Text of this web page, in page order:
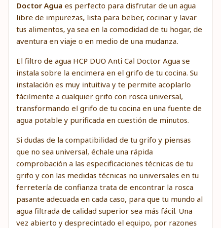
Doctor Agua es perfecto para disfrutar de un agua
libre de impurezas, lista para beber, cocinar y lavar
tus alimentos, ya sea en la comodidad de tu hogar, de
aventura en viaje o en medio de una mudanza.
El filtro de agua HCP DUO Anti Cal Doctor Agua se
instala sobre la encimera en el grifo de tu cocina. Su
instalación es muy intuitiva y te permite acoplarlo
fácilmente a cualquier grifo con rosca universal,
transformando el grifo de tu cocina en una fuente de
agua potable y purificada en cuestión de minutos.
Si dudas de la compatibilidad de tu grifo y piensas
que no sea universal, échale una rápida
comprobación a las especificaciones técnicas de tu
grifo y con las medidas técnicas no universales en tu
ferretería de confianza trata de encontrar la rosca
pasante adecuada en cada caso, para que tu mundo al
agua filtrada de calidad superior sea más fácil. Una
vez abierto y desprecintado el equipo, por razones